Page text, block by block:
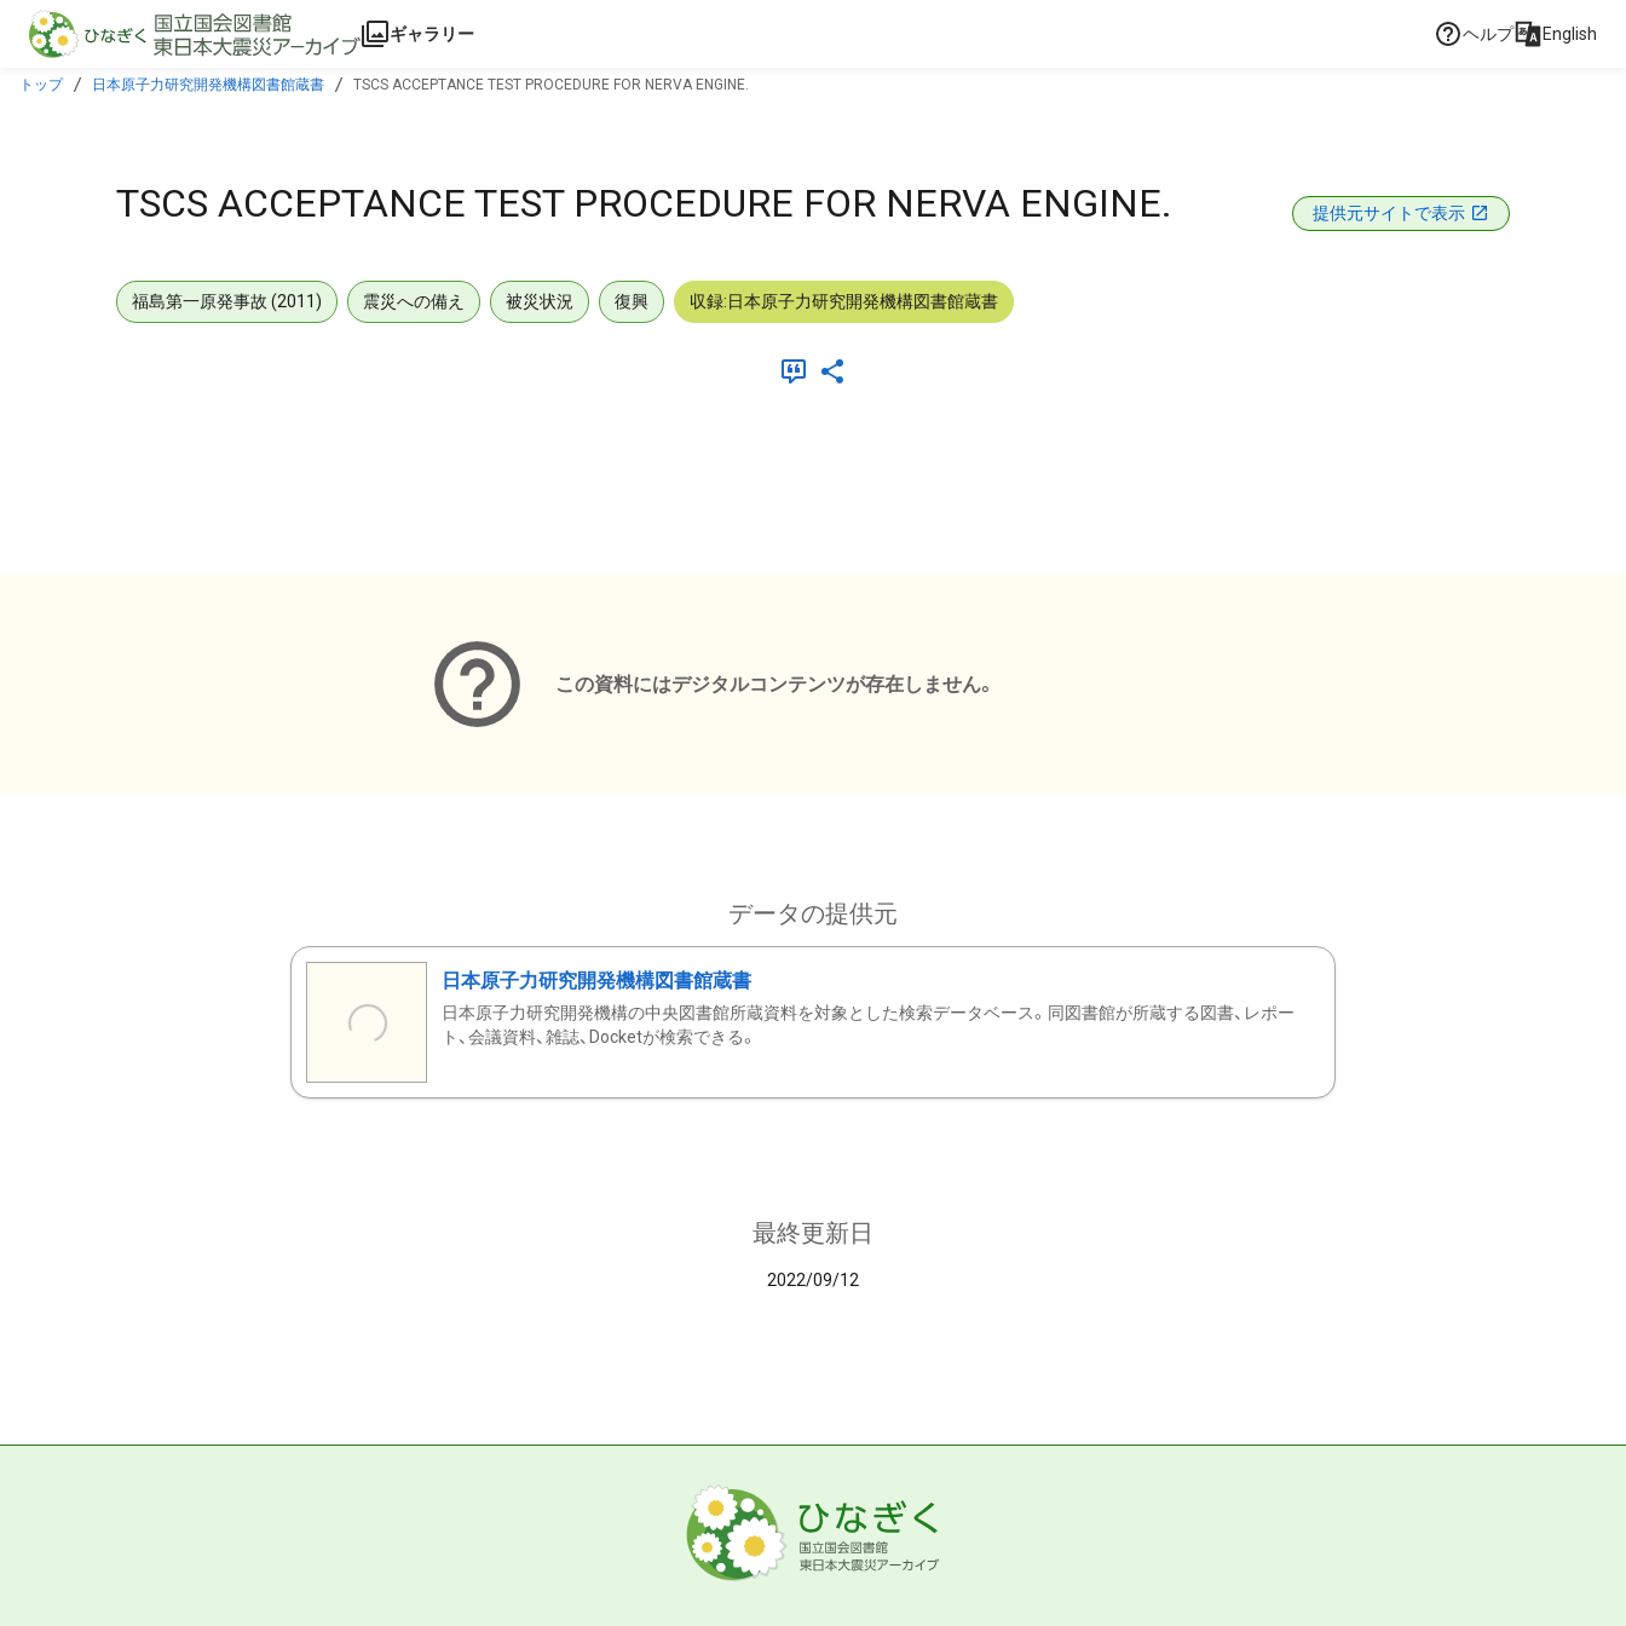
本文に飛ぶ
ギャラリー ヘルプ English
トップ 日本原子力研究開発機構図書館蔵書 TSCS ACCEPTANCE TEST PROCEDURE FOR NERVA ENGINE.
TSCS ACCEPTANCE TEST PROCEDURE FOR NERVA ENGINE. 提供元サイトで表示
福島第一原発事故 (2011) 震災への備え 被災状況 復興 収録:日本原子力研究開発機構図書館蔵書
この資料にはデジタルコンテンツが存在しません。
データの提供元
日本原子力研究開発機構図書館蔵書
日本原子力研究開発機構の中央図書館所蔵資料を対象とした検索データベース。同図書館が所蔵する図書、レポー
ト、会議資料、雑誌、Docketが検索できる。
最終更新日
2022/09/12